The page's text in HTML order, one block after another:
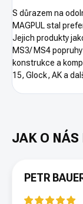
S důrazem na
MAGPUL stal
Jejich produkty
MS3/ MS4
konstrukce a
15, Glock, AK a
PETR